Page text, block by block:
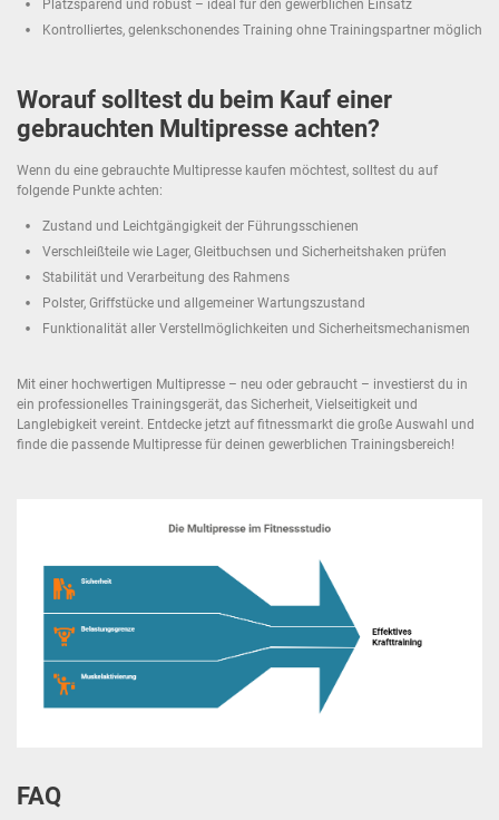
Platzsparend und robust – ideal für den gewerblichen Einsatz
Kontrolliertes, gelenkschonendes Training ohne Trainingspartner möglich
Worauf solltest du beim Kauf einer
gebrauchten Multipresse achten?
Wenn du eine gebrauchte Multipresse kaufen möchtest, solltest du auf
folgende Punkte achten:
Zustand und Leichtgängigkeit der Führungsschienen
Verschleißteile wie Lager, Gleitbuchsen und Sicherheitshaken prüfen
Stabilität und Verarbeitung des Rahmens
Polster, Griffstücke und allgemeiner Wartungszustand
Funktionalität aller Verstellmöglichkeiten und Sicherheitsmechanismen
Mit einer hochwertigen Multipresse – neu oder gebraucht – investierst du in
ein professionelles Trainingsgerät, das Sicherheit, Vielseitigkeit und
Langlebigkeit vereint. Entdecke jetzt auf fitnessmarkt die große Auswahl und
finde die passende Multipresse für deinen gewerblichen Trainingsbereich!
FAQ